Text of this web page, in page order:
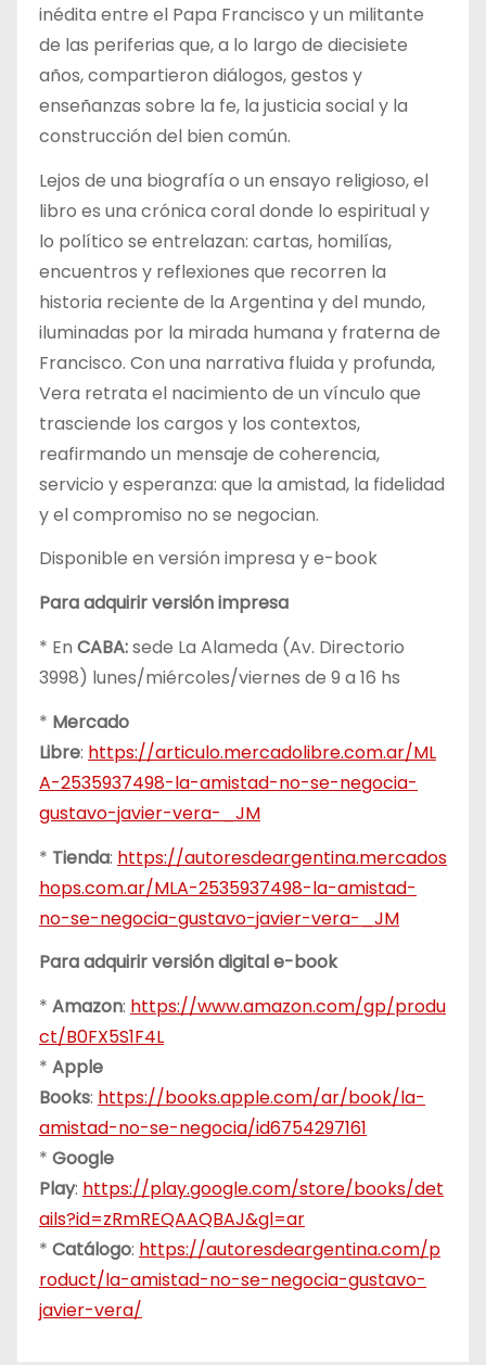
inédita entre el Papa Francisco y un militante
de las periferias que, a lo largo de diecisiete
años, compartieron diálogos, gestos y
enseñanzas sobre la fe, la justicia social y la
construcción del bien común.
Lejos de una biografía o un ensayo religioso, el
libro es una crónica coral donde lo espiritual y
lo político se entrelazan: cartas, homilías,
encuentros y reflexiones que recorren la
historia reciente de la Argentina y del mundo,
iluminadas por la mirada humana y fraterna de
Francisco. Con una narrativa fluida y profunda,
Vera retrata el nacimiento de un vínculo que
trasciende los cargos y los contextos,
reafirmando un mensaje de coherencia,
servicio y esperanza: que la amistad, la fidelidad
y el compromiso no se negocian.
Disponible en versión impresa y e-book
Para adquirir versión impresa
* En CABA:sede La Alameda (Av. Directorio
3998) lunes/miércoles/viernes de 9 a 16 hs
* Mercado
Libre: https://articulo.mercadolibre.com.ar/ML
A-2535937498-la-amistad-no-se-negocia-
gustavo-javier-vera-_JM
* Tienda: https://autoresdeargentina.mercados
hops.com.ar/MLA-2535937498-la-amistad-
no-se-negocia-gustavo-javier-vera-_JM
Para adquirir versión digital e-book
* Amazon: https://www.amazon.com/gp/produ
ct/B0FX5S1F4L
* Apple
Books: https://books.apple.com/ar/book/la-
amistad-no-se-negocia/id6754297161
* Google
Play: https://play.google.com/store/books/det
ails?id=zRmREQAAQBAJ&gl=ar
* Catálogo: https://autoresdeargentina.com/p
roduct/la-amistad-no-se-negocia-gustavo-
javier-vera/